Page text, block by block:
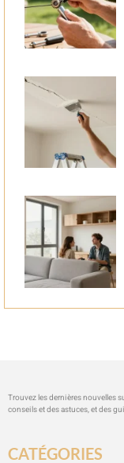
Trouvez les dernières nouvelles
conseils et des astuces, et des
CATÉGORIES